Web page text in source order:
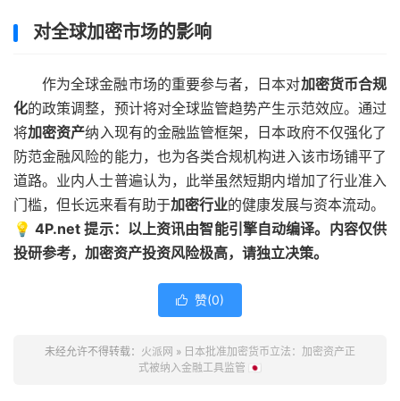
对全球加密市场的影响
作为全球金融市场的重要参与者，日本对加密货币合规
化的政策调整，预计将对全球监管趋势产生示范效应。通过
将加密资产纳入现有的金融监管框架，日本政府不仅强化了
防范金融风险的能力，也为各类合规机构进入该市场铺平了
道路。业内人士普遍认为，此举虽然短期内增加了行业准入
门槛，但长远来看有助于加密行业的健康发展与资本流动。
💡 4P.net 提示：以上资讯由智能引擎自动编译。内容仅供
投研参考，加密资产投资风险极高，请独立决策。
 赞(0)
未经允许不得转载： 火派网 » 日本批准加密货币立法：加密资产正
式被纳入金融工具监管 🇯🇵